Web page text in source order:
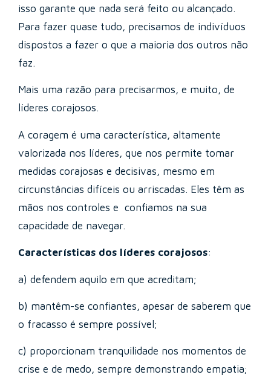
isso garante que nada será feito ou alcançado.
Para fazer quase tudo, precisamos de indivíduos
dispostos a fazer o que a maioria dos outros não
faz.
Mais uma razão para precisarmos, e muito, de
líderes corajosos.
A coragem é uma característica, altamente
valorizada nos líderes, que nos permite tomar
medidas corajosas e decisivas, mesmo em
circunstâncias difíceis ou arriscadas. Eles têm as
mãos nos controles e confiamos na sua
capacidade de navegar.
Características dos líderes corajosos:
a) defendem aquilo em que acreditam;
b) mantêm-se confiantes, apesar de saberem que
o fracasso é sempre possível;
c) proporcionam tranquilidade nos momentos de
crise e de medo, sempre demonstrando empatia;